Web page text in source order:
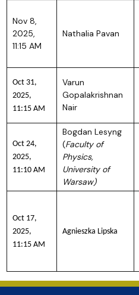
Nov 8,
2025,
11:15 AM
Nathalia Pavan
Oct 31,
2025,
11:15 AM
Varun
Gopalakrishnan
Nair
Oct 24,
2025,
11:10 AM
Bogdan Lesyng
(Faculty of
Physics,
University of
Warsaw)
Oct 17,
2025,
11:15 AM
Agnieszka Lipska